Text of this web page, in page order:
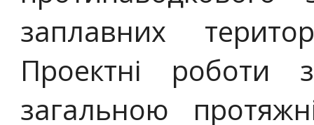
заплавних
Проектні роботи
загальною